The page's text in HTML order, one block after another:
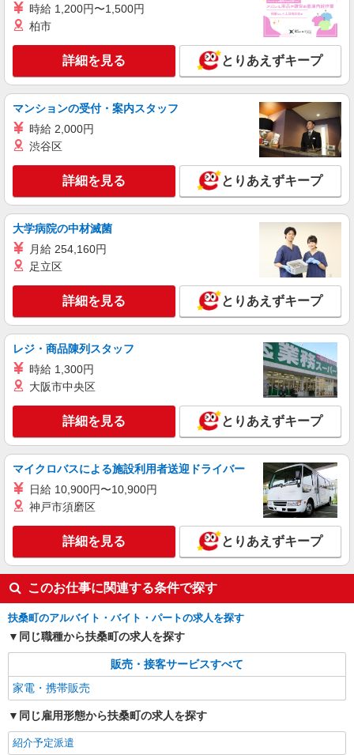
株式会社シエロ
【ソフトバンク】の店舗スタッフ
月給207900円〜260200円（経験・能力によ
る） 資格手当（1〜6万円）賞与年2回（6月・12
月・実績最高5.4カ月分） 未経験から入社半年で
年収400万円以上への昇給実績あり ※残業代支給
★交通費別途支給（規定あり） ゜+゜・。○。・゜
+゜・。○。・゜+゜ 入社祝い金10万円支給(規定
有) ゜・。○。・゜+゜・。○。・゜+゜
愛知県丹羽郡扶桑町のsoftbankショップ
詳細を見る
紹介予定派遣
【楽天モバイル】の携帯販売スタッフ
時給1500円〜 ※残業代支給 ★交通費別途支給
（規定あり） ゜+゜・。○。・゜+゜・。○。・゜
+゜ 入社祝い金10万円支給(規定有) お友達を紹介
い・週払い可能（規程有）★ ゜・。○。・゜
愛知県丹羽郡扶桑町の楽天モバイルショップ
詳細を見る
ソフトバンクイオンモール扶桑店
【店長職】ソフトバンクショップの携帯販売ス
月給 250,000円 〜 312,000円 試用期間あり 6
ヶ月 月給25万円以上 ※経験・能力による 【試用
期間】月給 250000 円 〜 312000 円
■ソフトバンクイオンモール扶桑店 愛知県 丹
羽郡扶桑町 大字南山名字高塚 5‐1 イオンモール
扶桑2F
キープ 詳細を見る
時給 1,200円〜1,500円
柏市
詳細を見る とりあえずキープ
マンションの受付・案内スタッフ
時給 2,000円
渋谷区
詳細を見る とりあえずキープ
大学病院の中材滅菌
月給 254,160円
足立区
詳細を見る とりあえずキープ
レジ・商品陳列スタッフ
時給 1,300円
大阪市中央区
詳細を見る とりあえずキープ
マイクロバスによる施設利用者送迎ドライバー
日給 10,900円〜10,900円
神戸市須磨区
詳細を見る とりあえずキープ
このお仕事に関連する条件で探す
扶桑町のアルバイト・バイト・パートの求人を探す
同じ職種から扶桑町の求人を探す
販売・接客サービスすべて
家電・携帯販売
同じ雇用形態から扶桑町の求人を探す
紹介予定派遣